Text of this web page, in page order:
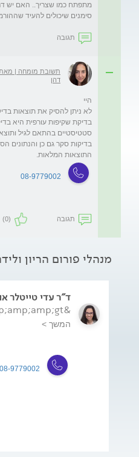
מתפתח כמו שצריך.. האם יש
סימנים שיכולים להעיד
תגובה
תשובת מומחה | מאת:
דהן
בדיקת שקיפות עורפית היא
סטטיסטיים בהתאם לגיל
בדיקות סקר גם כן והנתונים
התוצאות המלאות.
08-9779002
תגובה (0)
מנהלי פורום הריון
ד"ר עדי טייטלר
&amp;amp;amp;lt;p&amp;amp;amp;gt;ד&amp;amp;amp;amp;quot;...
המשך >
08-9779002